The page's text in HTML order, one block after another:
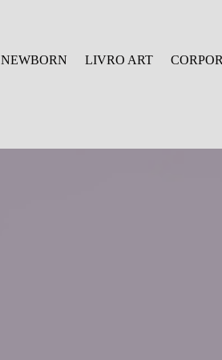
NEWBORN LIVRO ART